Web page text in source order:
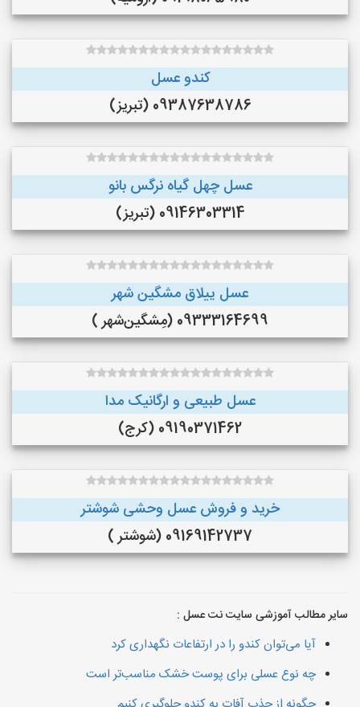
کندو عسل
09387638786 (تبریز)
عسل چهل گیاه نرگس بانو
09146303314 (تبریز)
عسل ییلاق مشگین شهر
09333164699 (مِشگین‌شهر )
عسل طبیعی و ارگانیک مدا
09190371462 (کرج)
خرید و فروش عسل وحشی شوشتر
09169142737 (شوشتر )
سایر مطالب آموزشی سایت نت عسل :
آیا می‌توان کندو را در ارتفاعات نگهداری کرد
چه نوع عسلی برای پوست خشک مناسب‌تر است